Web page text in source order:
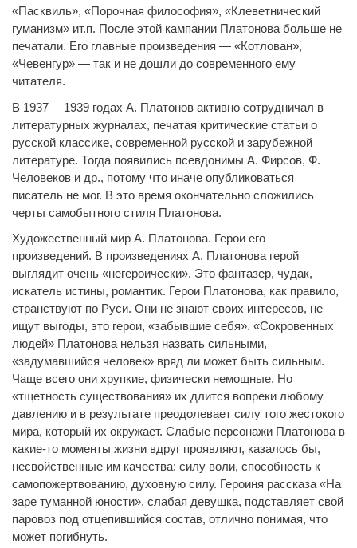
«Пасквиль», «Порочная философия», «Клеветнический
гуманизм» ит.п. После этой кампании Платонова больше не
печатали. Его главные произведения — «Котлован»,
«Чевенгур» — так и не дошли до современного ему
читателя.
В 1937 —1939 годах А. Платонов активно сотрудничал в
литературных журналах, печатая критические статьи о
русской классике, современной русской и зарубежной
литературе. Тогда появились псевдонимы А. Фирсов, Ф.
Человеков и др., потому что иначе опубликоваться
писатель не мог. В это время окончательно сложились
черты самобытного стиля Платонова.
Художественный мир А. Платонова. Герои его
произведений. В произведениях А. Платонова герой
выглядит очень «негероически». Это фантазер, чудак,
искатель истины, романтик. Герои Платонова, как правило,
странствуют по Руси. Они не знают своих интересов, не
ищут выгоды, это герои, «забывшие себя». «Сокровенных
людей» Платонова нельзя назвать сильными,
«задумавшийся человек» вряд ли может быть сильным.
Чаще всего они хрупкие, физически немощные. Но
«тщетность существования» их длится вопреки любому
давлению и в результате преодолевает силу того жестокого
мира, который их окружает. Слабые персонажи Платонова в
какие-то моменты жизни вдруг проявляют, казалось бы,
несвойственные им качества: силу воли, способность к
самопожертвованию, духовную силу. Героиня рассказа «На
заре туманной юности», слабая девушка, подставляет свой
паровоз под отцепившийся состав, отлично понимая, что
может погибнуть.